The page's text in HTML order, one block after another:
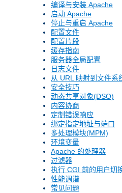
编译与安装 Apache
启动 Apache
停止与重启 Apache
配置文件
配置片段
缓存指南
服务器全局配置
日志文件
从 URL 映射到文件系
安全技巧
动态共享对象(DSO)
内容协商
定制错误响应
绑定指定地址与端口
多处理模块(MPM)
环境变量
Apache 的处理器
过滤器
执行 CGI 前的用户切
性能调谐
常见问题